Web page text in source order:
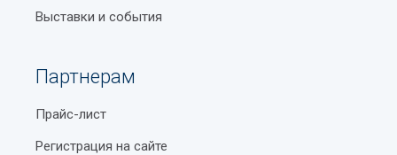
Выставки и события
Партнерам
Прайс-лист
Регистрация на сайте